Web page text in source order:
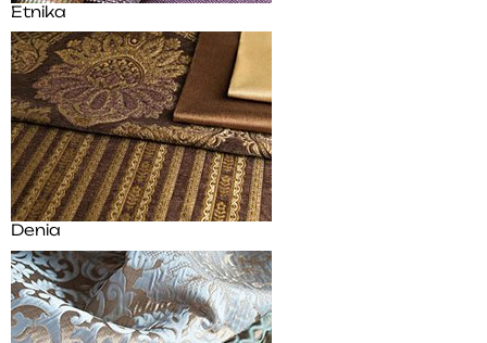
Etnika
Denia